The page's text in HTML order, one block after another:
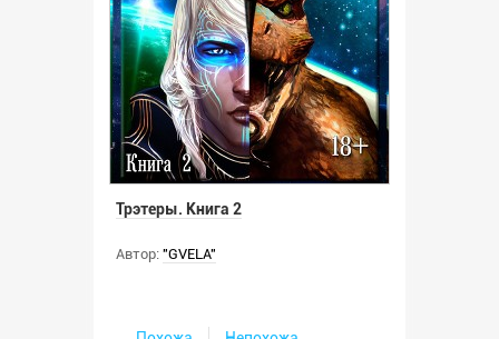
Трэтеры. Книга 2
Автор: "GVELA"